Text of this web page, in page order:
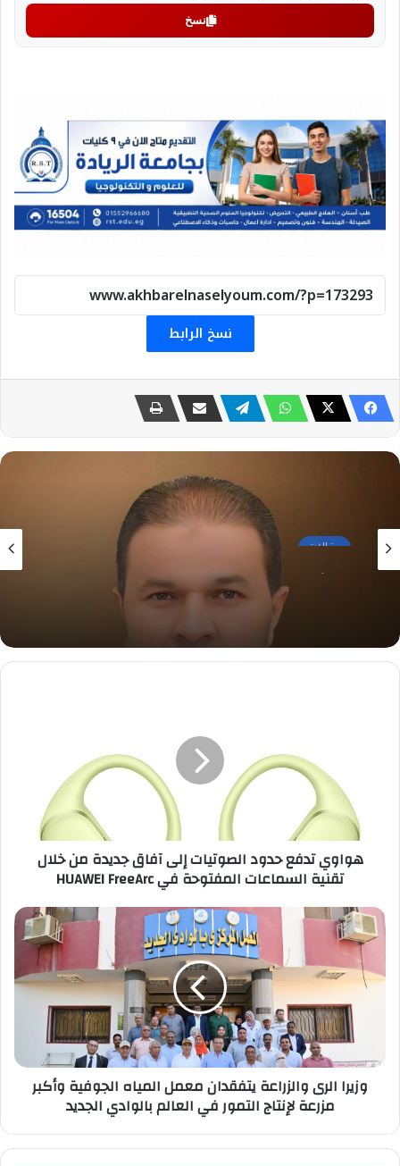
نسخ
نسخ الرابط
مقالات
إبراهيم مدكور يكتب: اللواء عماد حماد… عندما
تتحدث الكفاءة تتجدد الثقة
تقنية
السماعات
في
HUAWEI
FreeArc
هواوي تدفع حدود الصوتيات إلى آفاق جديدة من خلال
تقنية السماعات المفتوحة في HUAWEI FreeArc
وزيرا
الرى
والزراعة
يتفقدان
معمل
الجوفية
مزرعة
لإنتاج
التمور
العالم
وزيرا الرى والزراعة يتفقدان معمل المياه الجوفية وأكبر
مزرعة لإنتاج التمور في العالم بالوادي الجديد